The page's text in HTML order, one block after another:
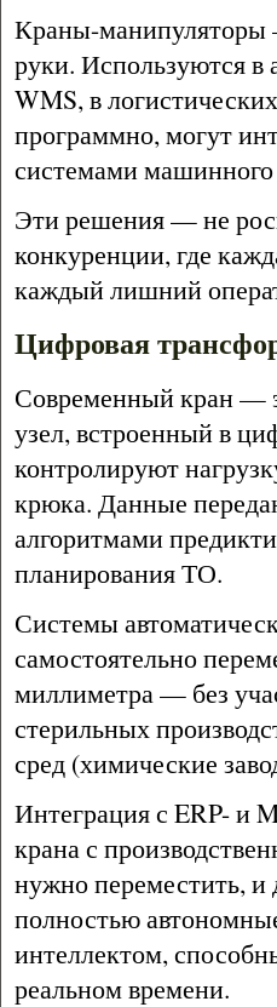
Краны-манипуляторы
руки. Используются в
WMS, в
программно, могут
системами машинного
Эти решения — не
конкуренции, где
каждый лишний
Цифровая
Современный кран —
узел, встроенный в
контролируют
крюка. Данные
алгоритмами
планирования ТО.
Системы
самостоятельно
миллиметра — без
стерильных
сред (химические
Интеграция с ERP- и
крана с
нужно переместить, и
полностью
интеллектом,
реальном времени.